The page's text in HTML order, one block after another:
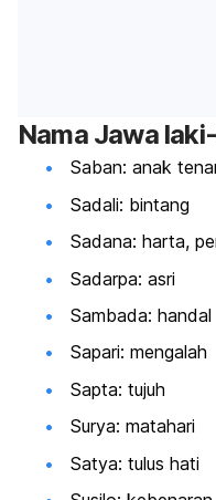
Nama Jawa
Saban: anak
Sadali: bintang
Sadana: harta,
Sadarpa: asri
Sambada: handal
Sapari: mengalah
Sapta: tujuh
Surya: matahari
Satya: tulus hati